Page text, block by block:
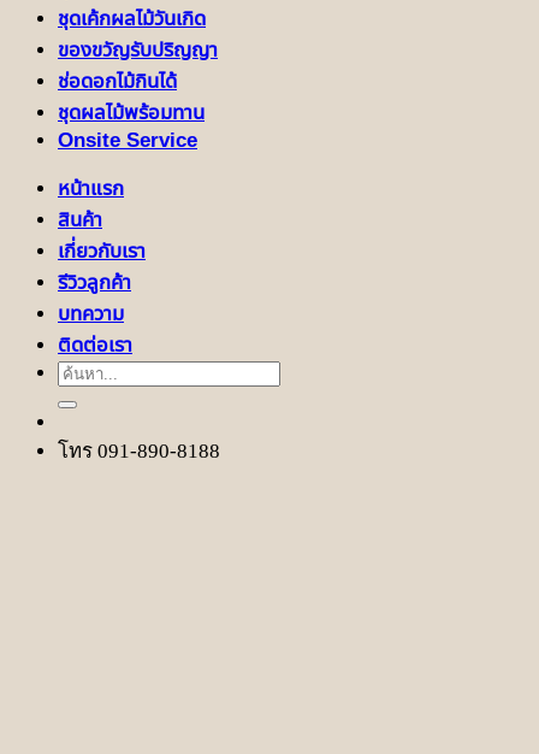
ชุดเค้กผลไม้วันเกิด
ของขวัญรับปริญญา
ช่อดอกไม้กินได้
ชุดผลไม้พร้อมทาน
Onsite Service
หน้าแรก
สินค้า
เกี่ยวกับเรา
รีวิวลูกค้า
บทความ
ติดต่อเรา
ค้นหา:
โทร 091-890-8188